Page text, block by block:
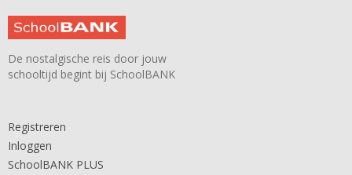
De nostalgische reis door jouw
schooltijd begint bij SchoolBANK
Registreren
Inloggen
SchoolBANK PLUS